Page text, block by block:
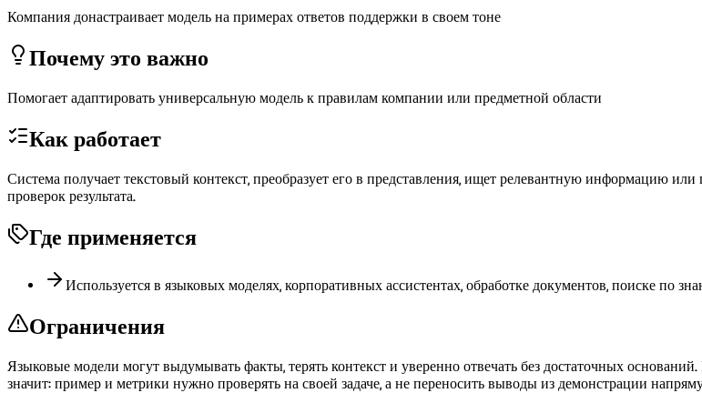
Компания донастраивает модель на примерах ответов поддержки в своем тоне
Почему это важно
Помогает адаптировать универсальную модель к правилам компании или предметной области
Как работает
Система получает текстовый контекст, преобразует его в представления, ищет релевантную информацию
проверок результата.
Где применяется
Используется в языковых моделях, корпоративных ассистентах, обработке документов, поиске по
Ограничения
Языковые модели могут выдумывать факты, терять контекст и уверенно отвечать без достаточных
значит: пример и метрики нужно проверять на своей задаче, а не переносить выводы из демонстрации